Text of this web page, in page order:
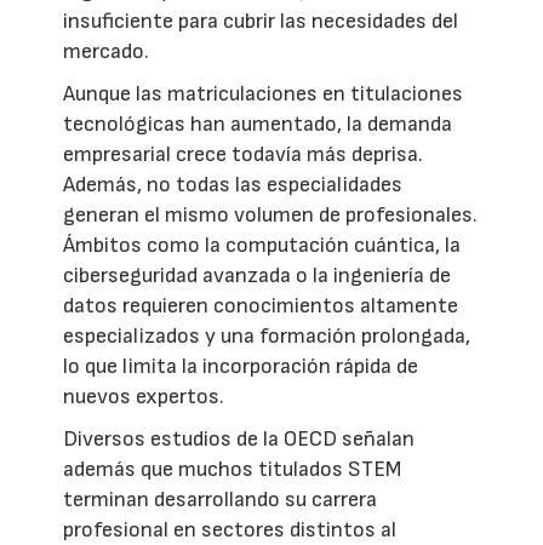
insuficiente para cubrir las necesidades del
mercado.
Aunque las matriculaciones en titulaciones
tecnológicas han aumentado, la demanda
empresarial crece todavía más deprisa.
Además, no todas las especialidades
generan el mismo volumen de profesionales.
Ámbitos como la computación cuántica, la
ciberseguridad avanzada o la ingeniería de
datos requieren conocimientos altamente
especializados y una formación prolongada,
lo que limita la incorporación rápida de
nuevos expertos.
Diversos estudios de la OECD señalan
además que muchos titulados STEM
terminan desarrollando su carrera
profesional en sectores distintos al